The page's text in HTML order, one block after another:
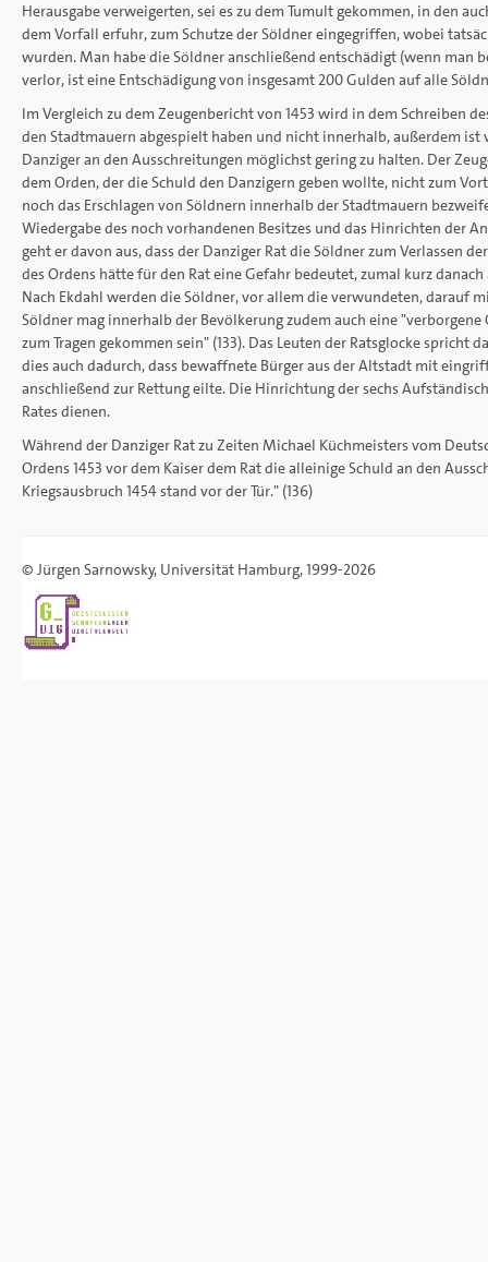
Herausgabe verweigerten, sei es zu dem Tumult gekommen, in den
dem Vorfall erfuhr, zum Schutze der Söldner eingegriffen, wobei
wurden. Man habe die Söldner anschließend entschädigt (wenn man
verlor, ist eine Entschädigung von insgesamt 200 Gulden auf alle
Im Vergleich zu dem Zeugenbericht von 1453 wird in dem Schreiben
den Stadtmauern abgespielt haben und nicht innerhalb, außerdem
Danziger an den Ausschreitungen möglichst gering zu halten. Der
dem Orden, der die Schuld den Danzigern geben wollte, nicht zum
noch das Erschlagen von Söldnern innerhalb der Stadtmauern
Wiedergabe des noch vorhandenen Besitzes und das Hinrichten der
geht er davon aus, dass der Danziger Rat die Söldner zum Verlassen
des Ordens hätte für den Rat eine Gefahr bedeutet, zumal kurz
Nach Ekdahl werden die Söldner, vor allem die verwundeten, darauf
Söldner mag innerhalb der Bevölkerung zudem auch eine
zum Tragen gekommen sein" (133). Das Leuten der Ratsglocke
dies auch dadurch, dass bewaffnete Bürger aus der Altstadt mit
anschließend zur Rettung eilte. Die Hinrichtung der sechs
Rates dienen.
Während der Danziger Rat zu Zeiten Michael Küchmeisters vom
Ordens 1453 vor dem Kaiser dem Rat die alleinige Schuld an den
Kriegsausbruch 1454 stand vor der Tür." (136)
© Jürgen Sarnowsky, Universität Hamburg, 1999-2026